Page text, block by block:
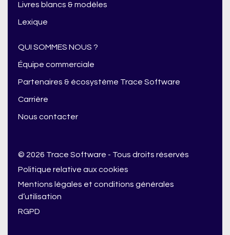
Livres blancs & modèles
Lexique
QUI SOMMES NOUS ?
Équipe commerciale
Partenaires & écosystème Trace Software
Carrière
Nous contacter
© 2026 Trace Software - Tous droits réservés
Politique relative aux cookies
Mentions légales et conditions générales
d’utilisation
RGPD